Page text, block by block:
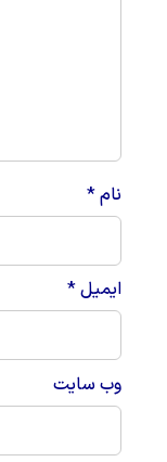
نام*
ایمیل*
وب‌ سایت